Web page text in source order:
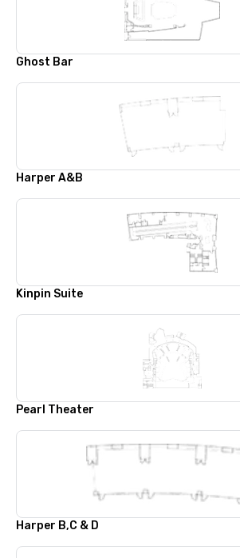
Ghost Bar
Harper A&B
Kinpin Suite
Pearl Theater
Harper B,C & D